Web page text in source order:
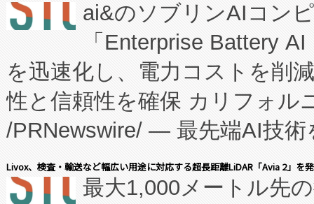
manufacturing™ (FCCM™) プ
たNeXは、バイオ医薬品製造
従来のフェッドバッチ施設の
に、患者やサプライチェーン
キー方式で拡張性が高く、持
す。FCCM‑を活用した現地生
患者にとっての費用負担を大
ai&のソブリンAIコン
「Enterprise Battery
を迅速化し、電力コストを削
性と信頼性を確保 カリフォル
/PRNewswire/ — 最先端AI技術
会社エーアイ・アンド：本社
President原信平）と、エンタ
Livox、検査・輸送など幅広い用途に対応する超長距離LiDAR「Avia 2」を
最大1,000メートル先